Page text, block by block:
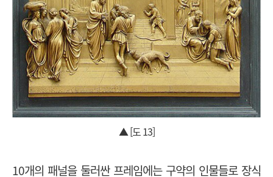
▲ [도 13]
10개의 패널을 둘러싼 프레임에는 구약의 인물들로 장식